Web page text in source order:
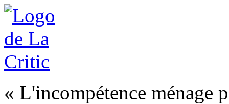
« L'incompétence ménage